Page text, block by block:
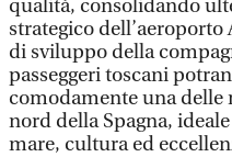
qualità, consolidando
strategico
di sviluppo della
passeggeri toscani
comodamente una
nord della Spagna,
mare, cultura ed